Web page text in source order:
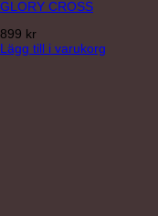
GLORY CROSS
899 kr
Lägg till i varukorg